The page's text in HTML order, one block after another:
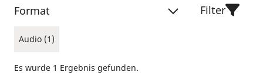
Format
Audio (1)
Filter
Es wurde 1 Ergebnis gefunden.